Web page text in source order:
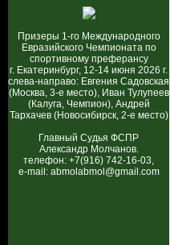
Призеры 1-го Международного
Евразийского Чемпионата по
спортивному преферансу
г. Екатеринбург, 12-14 июня 2026 г.
слева-направо: Евгения Садовская
(Москва, 3-е место), Иван Тулупеев
(Калуга, Чемпион), Андрей
Тархачев (Новосибирск, 2-е место)
Главный Судья ФСПР
Александр Молчанов.
телефон: +7(916) 742-16-03,
e-mail: abmolabmol@gmail.com